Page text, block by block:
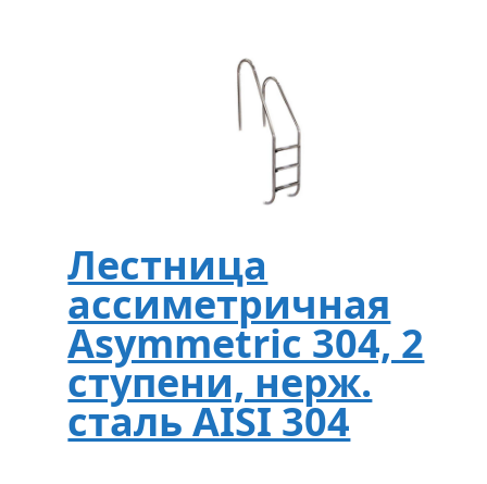
Лестница
ассиметричная
Asymmetric 304, 2
ступени, нерж.
сталь AISI 304